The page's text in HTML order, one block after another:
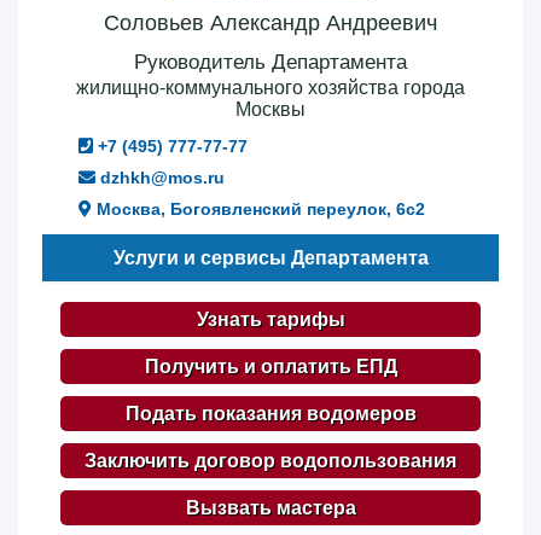
Соловьев Александр Андреевич
Руководитель Департамента
жилищно-коммунального хозяйства города
Москвы
+7 (495) 777-77-77
dzhkh@mos.ru
Москва, Богоявленский переулок, 6с2
Услуги и сервисы Департамента
Узнать тарифы
Получить и оплатить ЕПД
Подать показания водомеров
Заключить договор водопользования
Вызвать мастера